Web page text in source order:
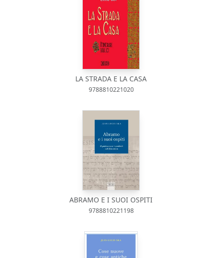
LA STRADA E LA CASA
9788810221020
ABRAMO E I SUOI OSPITI
9788810221198